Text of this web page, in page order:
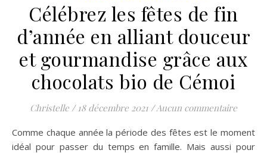
Célébrez les fêtes de fin
d’année en alliant douceur
et gourmandise grâce aux
chocolats bio de Cémoi
Christelle / 18 décembre 2021 /Aucun commentaire
Comme chaque année la période des fêtes est le moment
idéal pour passer du temps en famille. Mais aussi pour